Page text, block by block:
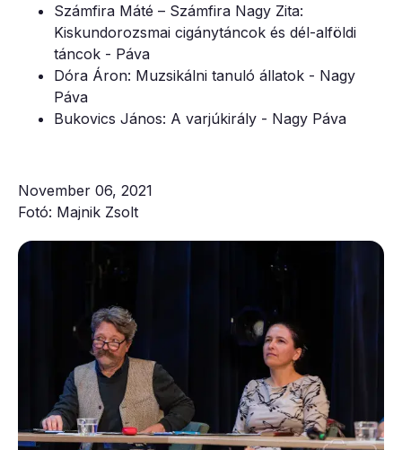
Számfira Máté – Számfira Nagy Zita:
Kiskundorozsmai cigánytáncok és dél-alföldi
táncok - Páva
Dóra Áron: Muzsikálni tanuló állatok - Nagy
Páva
Bukovics János: A varjúkirály - Nagy Páva
November 06, 2021
Fotó: Majnik Zsolt